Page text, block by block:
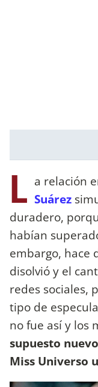
L a relación
Suárez
duradero,
habían
embargo, hace
disolvió y el
redes sociales,
tipo de
no fue así y los
supuesto
Miss Universo